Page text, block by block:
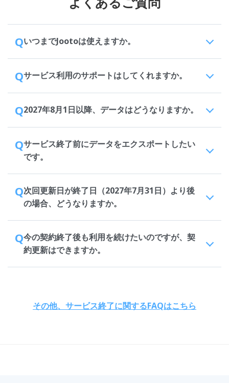
QいつまでJootoは使えますか。
Qサービス利用のサポートはしてくれますか。
Q2027年8月1日以降、データはどうなりますか。
Qサービス終了前にデータをエクスポートしたい
です。
Q次回更新日が終了日（2027年7月31日）より後
の場合、どうなりますか。
Q今の契約終了後も利用を続けたいのですが、契
約更新はできますか。
その他、サービス終了に関するFAQはこちら